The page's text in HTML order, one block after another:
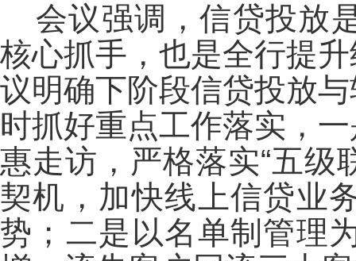
会议强调，信贷投放
核心抓手，也是全行提
议明确下阶段信贷投放
时抓好重点工作落实，
惠走访，严格落实“五级
契机，加快线上信贷业
势；二是以名单制管理